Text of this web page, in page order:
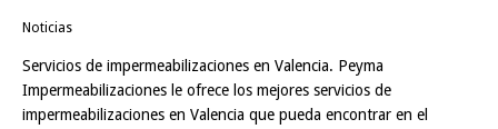
Noticias
Servicios de impermeabilizaciones en Valencia. Peyma
Impermeabilizaciones le ofrece los mejores servicios de
impermeabilizaciones en Valencia que pueda encontrar en el